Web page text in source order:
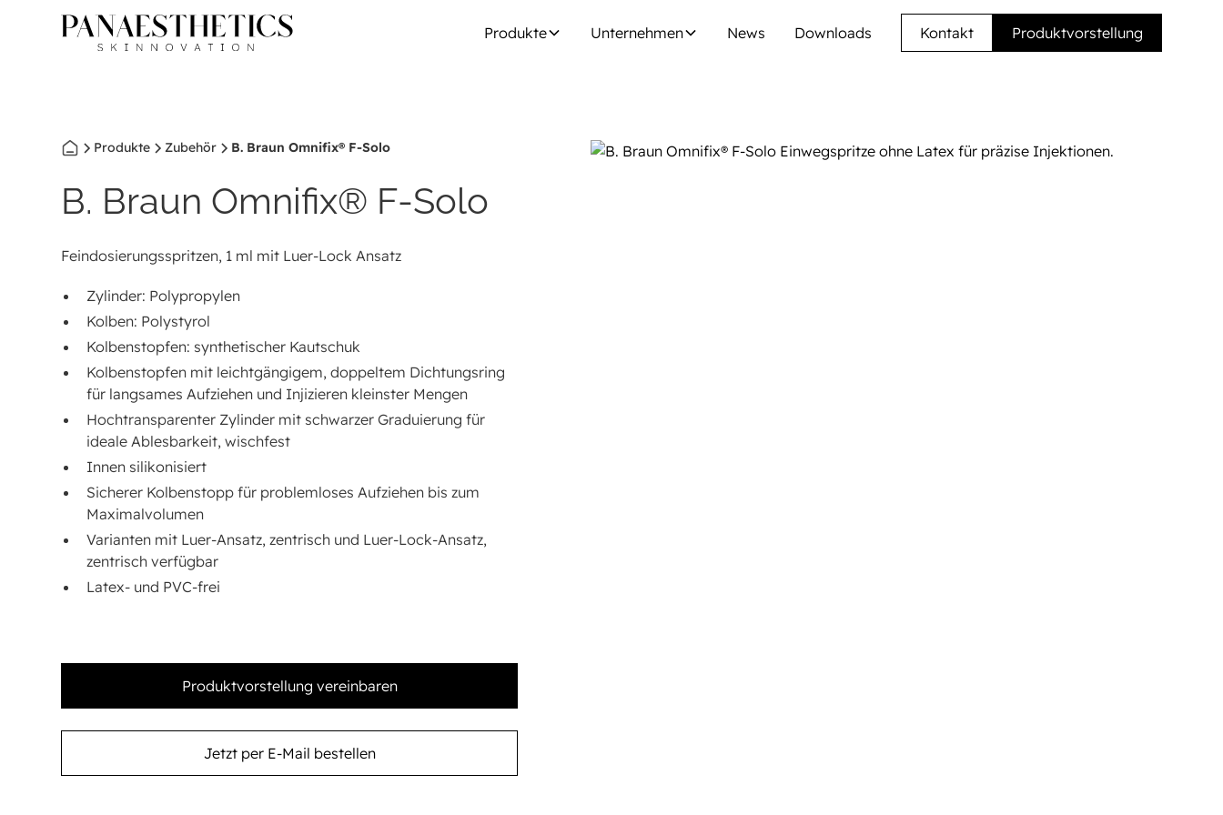
Produkte Unternehmen News Downloads Kontakt Produktvorstellung
Produkte Zubehör B. Braun Omnifix® F-Solo
B. Braun Omnifix® F-Solo
Feindosierungsspritzen, 1 ml mit Luer-Lock Ansatz
Zylinder: Polypropylen
Kolben: Polystyrol
Kolbenstopfen: synthetischer Kautschuk
Kolbenstopfen mit leichtgängigem, doppeltem Dichtungsring
für langsames Aufziehen und Injizieren kleinster Mengen
Hochtransparenter Zylinder mit schwarzer Graduierung für
ideale Ablesbarkeit, wischfest
Innen silikonisiert
Sicherer Kolbenstopp für problemloses Aufziehen bis zum
Maximalvolumen
Varianten mit Luer-Ansatz, zentrisch und Luer-Lock-Ansatz,
zentrisch verfügbar
Latex- und PVC-frei
Produktvorstellung vereinbaren
Jetzt per E-Mail bestellen